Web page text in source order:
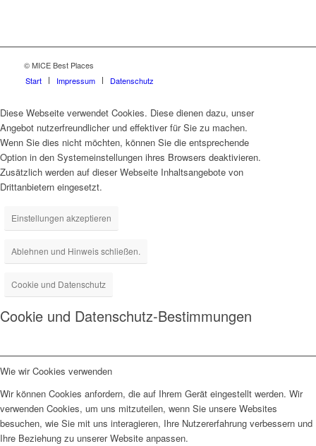
© MICE Best Places
Start
Impressum Datenschutz
Diese Webseite verwendet Cookies. Diese dienen dazu, unser
Angebot nutzerfreundlicher und effektiver für Sie zu machen.
Wenn Sie dies nicht möchten, können Sie die entsprechende
Option in den Systemeinstellungen ihres Browsers deaktivieren.
Zusätzlich werden auf dieser Webseite Inhaltsangebote von
Drittanbietern eingesetzt.
Einstellungen akzeptieren
Ablehnen und Hinweis schließen.
Cookie und Datenschutz
Cookie und Datenschutz-Bestimmungen
Wie wir Cookies verwenden
Wir können Cookies anfordern, die auf Ihrem Gerät eingestellt werden. Wir
verwenden Cookies, um uns mitzuteilen, wenn Sie unsere Websites
besuchen, wie Sie mit uns interagieren, Ihre Nutzererfahrung verbessern und
Ihre Beziehung zu unserer Website anpassen.